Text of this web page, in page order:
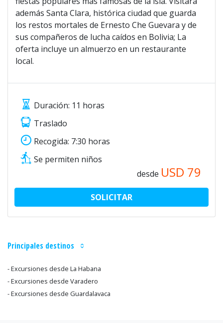
además Santa Clara, histórica ciudad que guarda
los restos mortales de Ernesto Che Guevara y de
sus compañeros de lucha caídos en Bolivia; La
oferta incluye un almuerzo en un restaurante
local.
Duración: 11 horas
Traslado
Recogida: 7:30 horas
Se permiten niños
desde USD 79
SOLICITAR
Principales destinos
- Excursiones desde La Habana
- Excursiones desde Varadero
- Excursiones desde Guardalavaca